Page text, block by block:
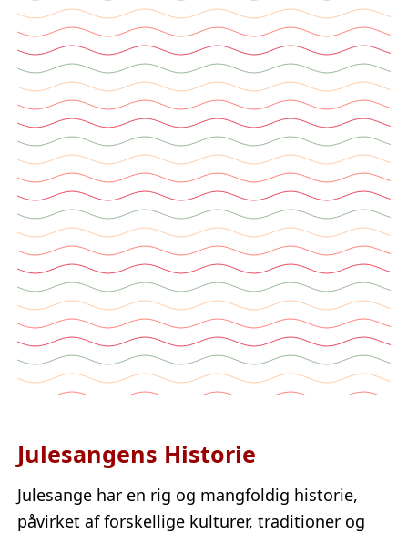
Julesangens Historie
Julesange har en rig og mangfoldig historie,
påvirket af forskellige kulturer, traditioner og